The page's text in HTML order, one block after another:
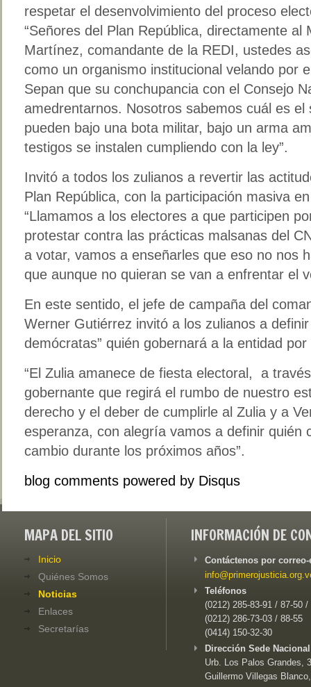
respetar el desenvolvimiento del proceso
“Señores del Plan República, directamente
Martínez, comandante de la REDI, ustedes
como un organismo institucional velando por
Sepan que su conchupancia con el Consejo
amedrentarnos. Nosotros sabemos cuál es
pueden bajo una bota militar, bajo un arma
testigos se instalen cumpliendo con la ley”.
Invitó a todos los zulianos a revertir las
Plan República, con la participación masiva
“Llamamos a los electores a que participen
protestar contra las prácticas malsanas del
a votar, vamos a enseñarles que eso no nos
que aunque no quieran se van a enfrentar el
En este sentido, el jefe de campaña del
Werner Gutiérrez invitó a los zulianos a
demócratas” quién gobernará a la entidad
“El Zulia amanece de fiesta electoral, a
gobernante que regirá el rumbo de nuestro
derecho y el deber de cumplirle al Zulia y a
esperanza, con alegría vamos a definir quién
cambio durante los próximos años”.
blog comments powered by Disqus
MAPA DEL SITIO
Inicio
Quiénes Somos
Noticias
Enlaces
Secretarías
INFORMACIÓN DE
Contáctenos por
Teléfonos
(0212) 285-83-91 / 87-50 /
(0212) 286-73-03 / 88-55
(0414) 150-32-30
Dirección Sede
Urb. Los Palos Grandes,
Guillermo Villegas